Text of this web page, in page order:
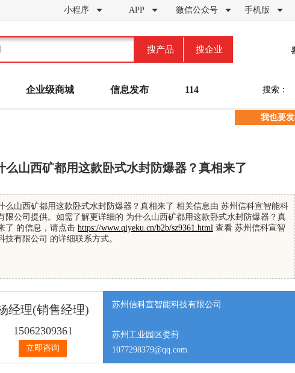
小程序  APP  微信公众号  手机版 
搜产品 搜企业
企业级商城 信息发布 114 搜索：
我也要
么山西矿都用这款卧式水封防爆器？真相来了
么山西矿都用这款卧式水封防爆器？真相来了 相关信息由 苏州信科宣智能科
限公司提供。如需了解更详细的 为什么山西矿都用这款卧式水封防爆器？真
了 的信息，请点击 https://www.qiyeku.cn/b2b/sz9361.html 查看 苏州信科宣智
技有限公司 的详细联系方式。
经理(销售经理)
15062309361
立即咨询
苏州信科宣智能科技有限公司
苏州工业园区娄葑
1077298379@qq.com